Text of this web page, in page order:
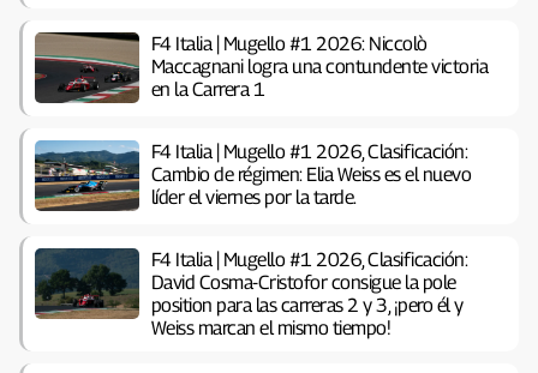
F4 Italia | Mugello #1 2026: Niccolò
Maccagnani logra una contundente victoria
en la Carrera 1
F4 Italia | Mugello #1 2026, Clasificación:
Cambio de régimen: Elia Weiss es el nuevo
líder el viernes por la tarde.
F4 Italia | Mugello #1 2026, Clasificación:
David Cosma-Cristofor consigue la pole
position para las carreras 2 y 3, ¡pero él y
Weiss marcan el mismo tiempo!